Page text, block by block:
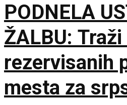
PODNELA
ŽALBU:
rezervisanih
mesta za